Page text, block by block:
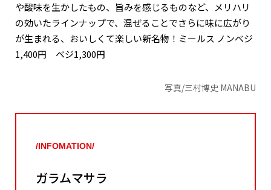
や酸味を生かしたもの、旨みを感じるものなど、メリハリ
の効いたラインナップで、混ぜることでさらに味に広がり
が生まれる、おいしくて楽しい新名物！ミールス ノンベジ
1,400円 ベジ1,300円
写真/三村博史 MANABU
/INFOMATION/
ガラムマサラ